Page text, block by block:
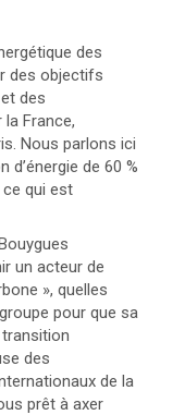
des
des objectifs
des
France,
Nous parlons ici
d’énergie de 60 %
ce qui est
un acteur de
», quelles
pour que sa
transition
des
de la
prêt à axer